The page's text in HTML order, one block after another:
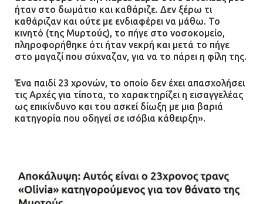
ήταν στο δωμάτιο και καθάριζε. Δεν ξέρω τι
καθάριζαν και ούτε με ενδιαφέρει να μάθω. Το
κινητό (της Μυρτούς), το πήγε στο νοσοκομείο,
πληροφορήθηκε ότι ήταν νεκρή και μετά το πήγε
στο μαγαζί που σύχναζαν, για να το πάρει η φίλη της.
Ένα παιδί 23 χρονών, το οποίο δεν έχει απασχολήσει
τις Αρχές για τίποτα, το χαρακτηρίζει η εισαγγελέας
ως επικίνδυνο και του ασκεί δίωξη με μια βαριά
κατηγορία που οδηγεί σε ισόβια κάθειρξη».